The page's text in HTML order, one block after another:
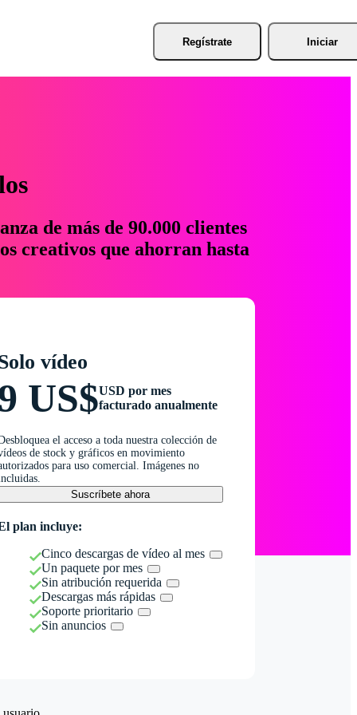
Regístrate Iniciar
de más de 90.000 clientes
creativos que ahorran hasta
vídeo
US$USD por mes
facturado anualmente
el acceso a toda nuestra colección de
de stock y gráficos en movimiento
para uso comercial. Imágenes no
Suscríbete ahora
plan incluye:
Cinco descargas de vídeo al mes
Un paquete por mes
Sin atribución requerida
Descargas más rápidas
Soporte prioritario
Sin anuncios